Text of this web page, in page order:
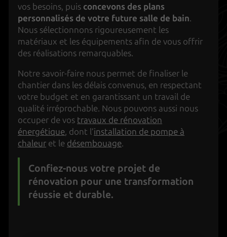
vos besoins, puis concevons des plans
personnalisés de votre future salle de bain
Nous sélectionnons rigoureusement les
matériaux et les équipements afin de vous offrir
des réalisations remarquables.
Notre savoir-faire nous permet de finaliser le
chantier dans les délais convenus, en respectant
votre budget et en garantissant un travail de
qualité irréprochable. Nous pouvons aussi nous
occuper de vos travaux de rénovation
énergétique , dont l’installation de pompe à
chaleur et le désembouage
Confiez-nous votre projet de
rénovation pour une transformation
réussie et durable.